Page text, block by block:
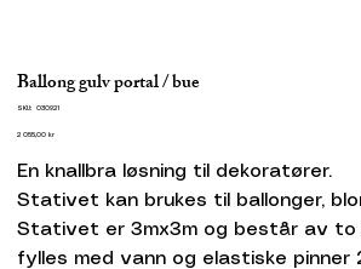
Ballong gulv portal / bue
SKU:
SKU
030921
Pris
2 055,00 kr
En knallbra løsning til dekoratører.
Stativet kan brukes til ballonger,
Stativet er 3mx3m og består av
fylles med vann og elastiske pinner